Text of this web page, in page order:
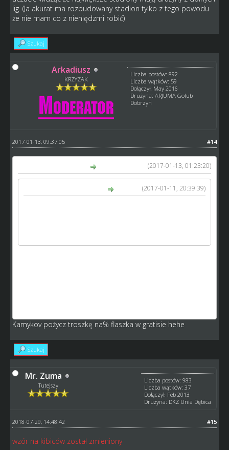
lig. (Ja akurat ma rozbudowany stadion tylko z tego powodu
że nie mam co z nieniędzmi robić)
Szukaj
Arkadiusz
KRZYZAK
Liczba postów: 892
Liczba wątków: 59
Dołączył: May 2016
Drużyna: ARJUMA Golub-
Dobrzyn
#14
2017-01-13, 09:37:05
(2017-01-13, 01:23:20)
(2017-01-11, 20:39:39)
Kamykov pożycz troszkę na% flaszka w gratisie hehe
Szukaj
Mr. Zuma
Tutejszy
Liczba postów: 983
Liczba wątków: 37
Dołączył: Feb 2013
Drużyna: DKŻ Unia Dębica
#15
2018-07-29, 14:48:42
wzór na kibiców został zmieniony